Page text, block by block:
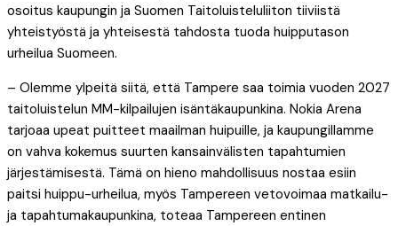
osoitus kaupungin ja Suomen Taitoluisteluliiton tiiviistä
yhteistyöstä ja yhteisestä tahdosta tuoda huipputason
urheilua Suomeen.
– Olemme ylpeitä siitä, että Tampere saa toimia vuoden 2027
taitoluistelun MM-kilpailujen isäntäkaupunkina. Nokia Arena
tarjoaa upeat puitteet maailman huipuille, ja kaupungillamme
on vahva kokemus suurten kansainvälisten tapahtumien
järjestämisestä. Tämä on hieno mahdollisuus nostaa esiin
paitsi huippu-urheilua, myös Tampereen vetovoimaa matkailu-
ja tapahtumakaupunkina, toteaa Tampereen entinen